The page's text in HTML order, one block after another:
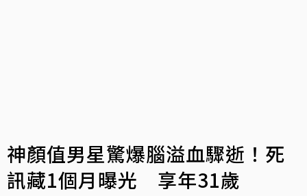
神顏值男星驚爆腦溢血驟逝！死
訊藏1個月曝光 享年31歲